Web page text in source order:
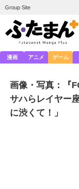
Group Site
漫画 アニメ ゲーム
画像・写真：『
サハらレイヤー
に渋くて！」